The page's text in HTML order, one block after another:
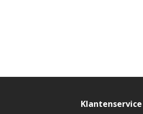
Klantenservice